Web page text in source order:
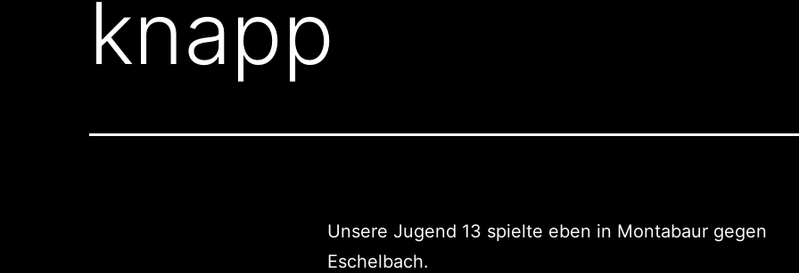
knapp
Unsere Jugend 13 spielte eben in Montabaur gegen
Eschelbach.